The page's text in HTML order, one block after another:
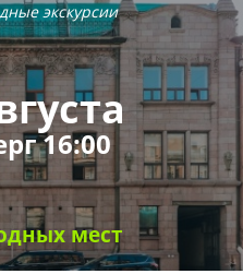
экскурсии
16:00
мест